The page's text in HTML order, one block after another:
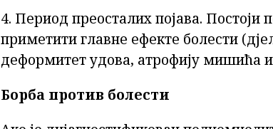
4. Период преосталих појава.
приметити главне ефекте болести
деформитет удова, атрофију мишића
Борба против болести